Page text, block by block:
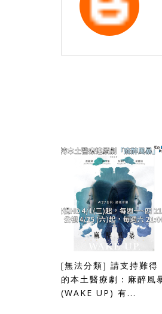
[無法分類] 請支持難得
的本土醫療劇：麻醉風
(WAKE UP) 有...